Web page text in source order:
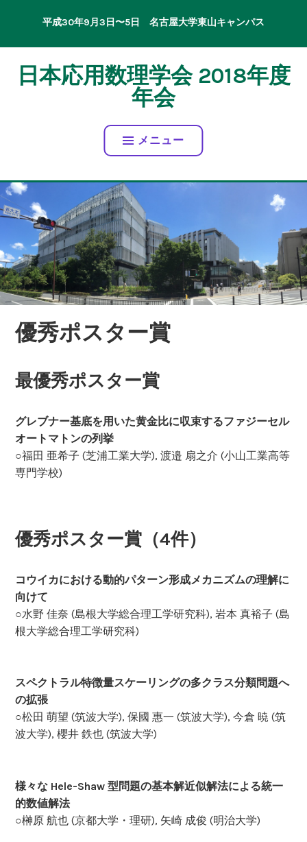
平成30年9月3日〜5日 名古屋大学東山キャンパス
日本応用数理学会 2018年度
年会
メニュー
優秀ポスター賞
最優秀ポスター賞
グレブナー基底を用いた黄金比に収束するファジーセル
オートマトンの列挙
○福田 亜希子 (芝浦工業大学), 渡邉 扇之介 (小山工業高等
専門学校)
優秀ポスター賞（4件）
コウイカにおける動的パターン形成メカニズムの理解に
向けて
○水野 佳奈 (島根大学総合理工学研究科), 岩本 真裕子 (島
根大学総合理工学研究科)
スペクトラル特徴量スケーリングの多クラス分類問題へ
の拡張
○松田 萌望 (筑波大学), 保國 惠一 (筑波大学), 今倉 暁 (筑
波大学), 櫻井 鉄也 (筑波大学)
様々な Hele-Shaw 型問題の基本解近似解法による統一
的数値解法
○榊原 航也 (京都大学・理研), 矢崎 成俊 (明治大学)